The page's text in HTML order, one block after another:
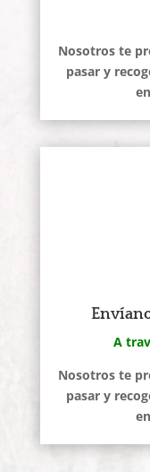
Nosotros te
pasar y
A
Nosotros te
pasar y